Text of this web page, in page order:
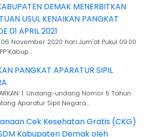
DEMAK MENERBITKAN
USUL KENAIKAN PANGKAT
01 APRIL 2021
November 2020 hari Jum'at Pukul 09.00
Kabup…
PANGKAT APARATUR SIPIL
1. Undang-undang Nomor 5 Tahun
Aparatur Sipil Negara…
Cek Kesehatan Gratis (CKG)
Kabupaten Demak oleh